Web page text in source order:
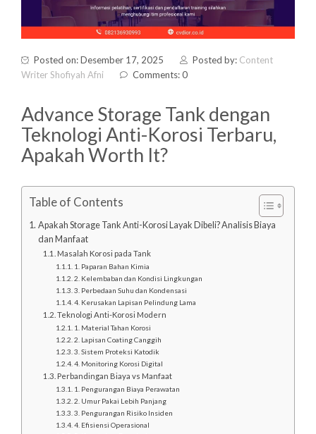
Posted on: Desember 17, 2025 Posted by: Content
Writer Shofiyah Afni
Comments: 0
Advance Storage Tank dengan
Teknologi Anti-Korosi Terbaru,
Apakah Worth It?
Table of Contents
Apakah Storage Tank Anti-Korosi Layak Dibeli? Analisis Biaya
dan Manfaat
Masalah Korosi pada Tank
1. Paparan Bahan Kimia
2. Kelembaban dan Kondisi Lingkungan
3. Perbedaan Suhu dan Kondensasi
4. Kerusakan Lapisan Pelindung Lama
Teknologi Anti-Korosi Modern
1. Material Tahan Korosi
2. Lapisan Coating Canggih
3. Sistem Proteksi Katodik
4. Monitoring Korosi Digital
Perbandingan Biaya vs Manfaat
1. Pengurangan Biaya Perawatan
2. Umur Pakai Lebih Panjang
3. Pengurangan Risiko Insiden
4. Efisiensi Operasional